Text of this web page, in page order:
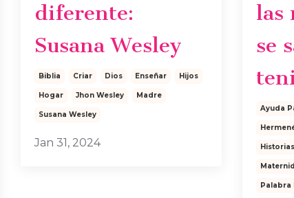
diferente:
Susana Wesley
Biblia Criar Dios Enseñar Hijos
Hogar Jhon Wesley Madre
Susana Wesley
Jan 31, 2024
las
se
Ayuda
Palabra